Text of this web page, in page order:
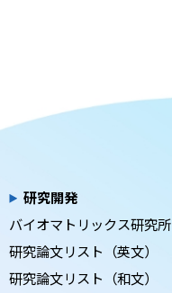
研究開発
バイオマトリックス研究所
研究論文リスト（英文）
研究論文リスト（和文）